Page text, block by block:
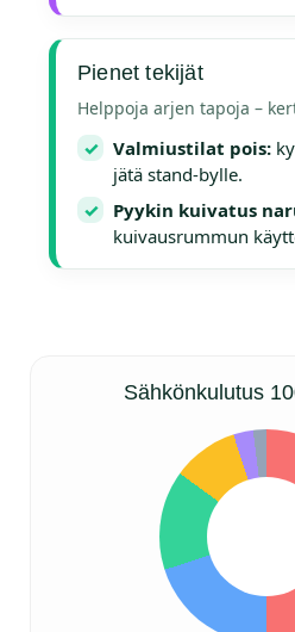
Pienet tekijät
Helppoja arjen tapoja –
✓ Valmiustilat pois:
jätä stand-bylle.
✓
Pyykin kuivatus
kuivausrummun
Sähkönkulutus